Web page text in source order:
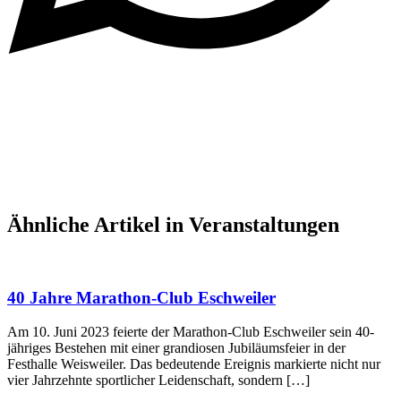
Ähnliche Artikel in Veranstaltungen
40 Jahre Marathon-Club Eschweiler
Am 10. Juni 2023 feierte der Marathon-Club Eschweiler sein 40-
jähriges Bestehen mit einer grandiosen Jubiläumsfeier in der
Festhalle Weisweiler. Das bedeutende Ereignis markierte nicht nur
vier Jahrzehnte sportlicher Leidenschaft, sondern […]